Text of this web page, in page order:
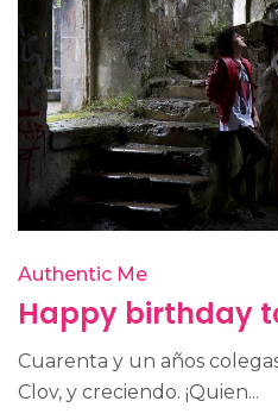
Authentic Me
Happy birthday
Cuarenta y un años
Clov, y creciendo. ¡Quien...